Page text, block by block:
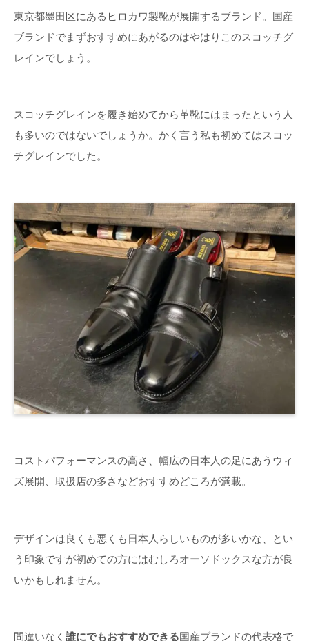
東京都墨田区にあるヒロカワ製靴が展開するブランド。国産
ブランドでまずおすすめにあがるのはやはりこのスコッチグ
レインでしょう。
スコッチグレインを履き始めてから革靴にはまったという人
も多いのではないでしょうか。かく言う私も初めてはスコッ
チグレインでした。
コストパフォーマンスの高さ、幅広の日本人の足にあうウィ
ズ展開、取扱店の多さなどおすすめどころが満載。
デザインは良くも悪くも日本人らしいものが多いかな、とい
う印象ですが初めての方にはむしろオーソドックスな方が良
いかもしれません。
間違いなく 誰にでもおすすめできる国産ブランドの代表格で